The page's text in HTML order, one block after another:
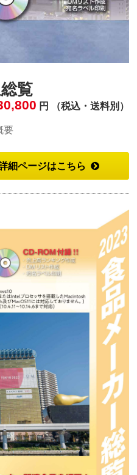
覧
円 （税込・送料別）
要
細ページはこちら